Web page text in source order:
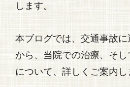
します。
本ブログでは、交通事故に
から、当院での治療、そ
について、詳しくご案内し